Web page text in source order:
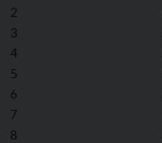
2
3
4
5
6
7
8